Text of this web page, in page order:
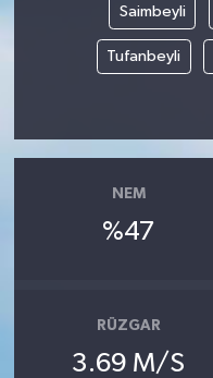
Saimbeyli
Tufanbeyli
NEM
%47
RÜZGAR
3.69 M/S